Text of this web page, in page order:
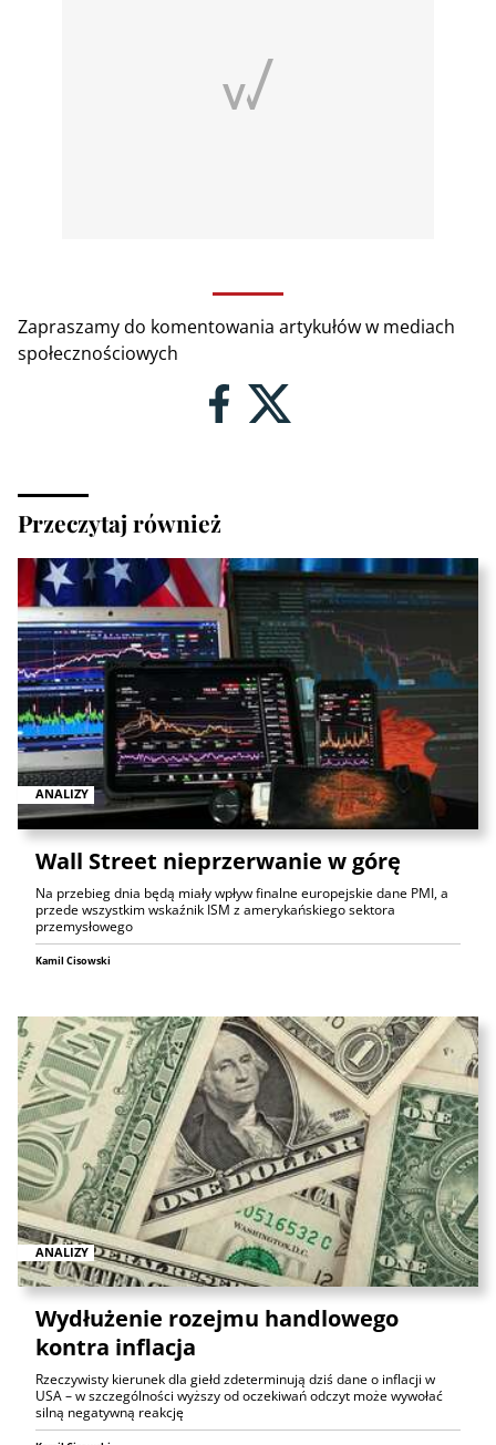
Zapraszamy do komentowania artykułów w mediach
społecznościowych
Przeczytaj również
ANALIZY
Wall Street nieprzerwanie w górę
Na przebieg dnia będą miały wpływ finalne europejskie dane PMI, a
przede wszystkim wskaźnik ISM z amerykańskiego sektora
przemysłowego
Kamil Cisowski
ANALIZY
Wydłużenie rozejmu handlowego
kontra inflacja
Rzeczywisty kierunek dla giełd zdeterminują dziś dane o inflacji w
USA – w szczególności wyższy od oczekiwań odczyt może wywołać
silną negatywną reakcję